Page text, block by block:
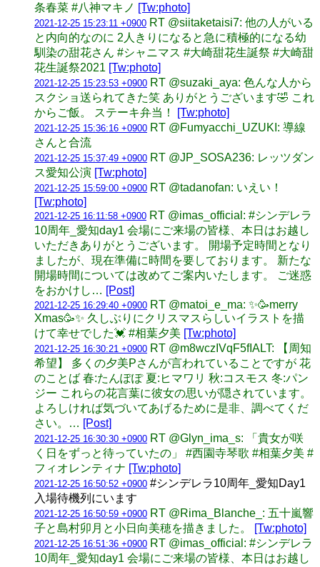
条春菜 #八神マキノ [Tw:photo]
2021-12-25 15:23:11 +0900 RT @siitaketaisi7: 他の人がいる
と内向的なのに 2人きりになると急に積極的になる幼
馴染の甜花さん #シャニマス #大崎甜花生誕祭 #大崎甜
花生誕祭2021 [Tw:photo]
2021-12-25 15:23:53 +0900 RT @suzaki_aya: 色んな人から
スクショ送られてきた笑 ありがとうございます🤣 これ
からご飯。 ステーキ弁当！
[Tw:photo]
2021-12-25 15:36:16 +0900 RT @Fumyacchi_UZUKI: 導線
さんと合流
2021-12-25 15:37:49 +0900 RT @JP_SOSA236: レッツダン
ス愛知公演 [Tw:photo]
2021-12-25 15:59:00 +0900 RT @tadanofan: いえい！
[Tw:photo]
2021-12-25 16:11:58 +0900 RT @imas_official: #シンデレラ
10周年_愛知day1 会場にご来場の皆様、本日はお越し
いただきありがとうございます。 開場予定時間となり
ましたが、現在準備に時間を要しております。 新たな
開場時間については改めてご案内いたします。 ご迷惑
をおかけし… [Post]
2021-12-25 16:29:40 +0900 RT @matoi_e_ma: ✨🥳merry
Xmas🥳✨ 久しぶりにクリスマスらしいイラストを描
けて幸せでした💓 #相葉夕美 [Tw:photo]
2021-12-25 16:30:21 +0900 RT @m8wczIVqF5fIALT: 【周知
希望】 多くの夕美Pさんが言われていることですが 花
のことば 春:たんぽぽ 夏:ヒマワリ 秋:コスモス 冬:パン
ジー これらの花言葉に彼女の思いが隠されています。
よろしければ気づいてあげるために是非、調べてくだ
さい。… [Post]
2021-12-25 16:30:30 +0900 RT @Glyn_ima_s: 「貴女が咲
く日をずっと待っていたの」 #西園寺琴歌 #相葉夕美 #
フィオレンティナ [Tw:photo]
2021-12-25 16:50:52 +0900 #シンデレラ10周年_愛知Day1
入場待機列にいます
2021-12-25 16:50:59 +0900 RT @Rima_Blanche_: 五十嵐響
子と島村卯月と小日向美穂を描きました。
[Tw:photo]
2021-12-25 16:51:36 +0900 RT @imas_official: #シンデレラ
10周年_愛知day1 会場にご来場の皆様、本日はお越し